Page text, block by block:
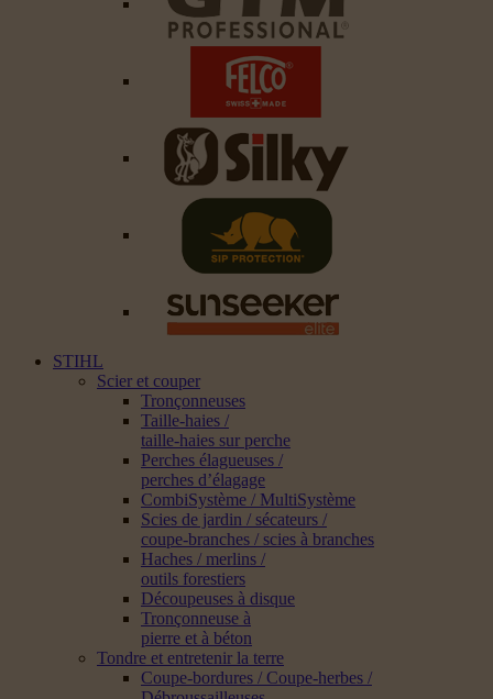
STIHL
Scier et couper
Tronçonneuses
Taille-haies /
taille-haies sur perche
Perches élagueuses /
perches d’élagage
CombiSystème / MultiSystème
Scies de jardin / sécateurs /
coupe-branches / scies à branches
Haches / merlins /
outils forestiers
Découpeuses à disque
Tronçonneuse à
pierre et à béton
Tondre et entretenir la terre
Coupe-bordures / Coupe-herbes /